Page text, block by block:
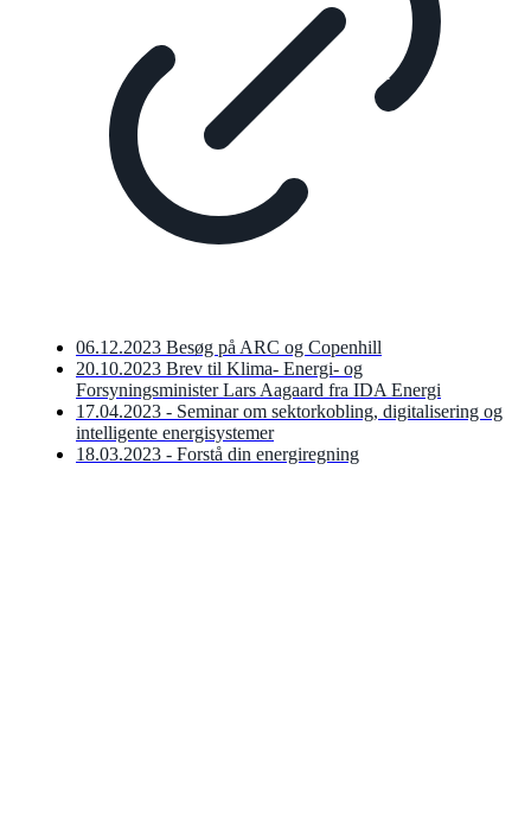
06.12.2023 Besøg på ARC og Copenhill
20.10.2023 Brev til Klima- Energi- og
Forsyningsminister Lars Aagaard fra IDA Energi
17.04.2023 - Seminar om sektorkobling, digitalisering og
intelligente energisystemer
18.03.2023 - Forstå din energiregning